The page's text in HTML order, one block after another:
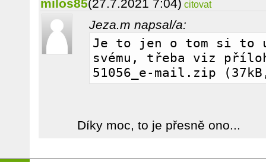
milos85(27.7.2021 7:04) citovat
Jeza.m napsal/a:
Je to jen o tom si to
svému, třeba viz
51056_e-mail.zip
Díky moc, to je přesně ono...